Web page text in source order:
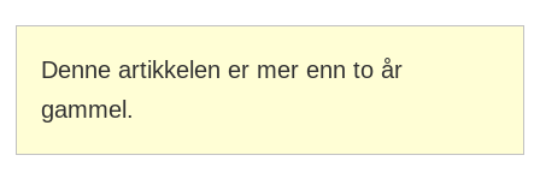
Denne artikkelen er mer enn to år
gammel.